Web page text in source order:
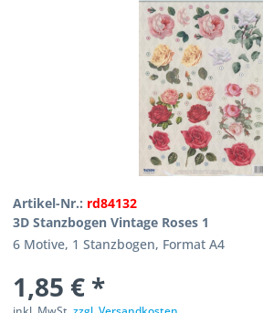
Artikel-Nr.: rd84132
3D Stanzbogen Vintage Roses 1
6 Motive, 1 Stanzbogen, Format A4
1,85 € *